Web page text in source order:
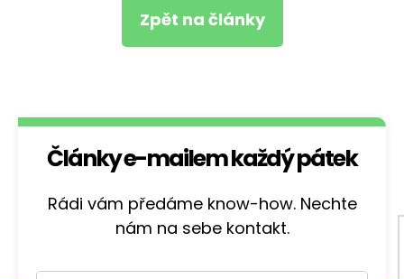
Zpět na články
Články e-mailem každý pátek
Rádi vám předáme know-how. Nechte
nám na sebe kontakt.